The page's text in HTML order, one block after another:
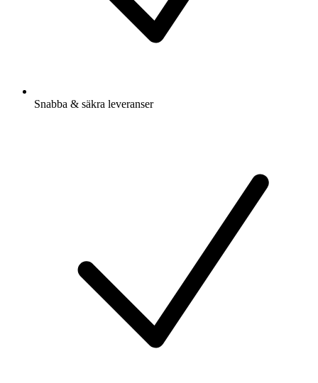
Snabba & säkra leveranser